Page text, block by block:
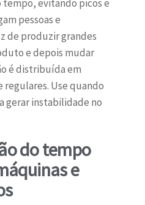
tempo, evitando picos e
pessoas e
de produzir grandes
e depois mudar
é distribuída em
regulares. Use quando
gerar instabilidade no
do tempo
e